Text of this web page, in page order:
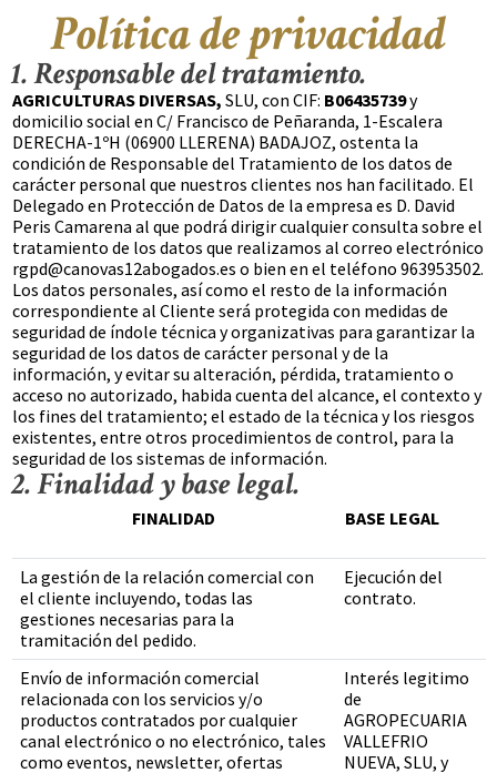
Política de privacidad
1. Responsable del tratamiento.
AGRICULTURAS DIVERSAS, SLU, con CIF: B06435739y
domicilio social en C/ Francisco de Peñaranda, 1-Escalera
DERECHA-1ºH (06900 LLERENA) BADAJOZ, ostenta la
condición de Responsable del Tratamiento de los datos de
carácter personal que nuestros clientes nos han facilitado. El
Delegado en Protección de Datos de la empresa es D. David
Peris Camarena al que podrá dirigir cualquier consulta sobre el
tratamiento de los datos que realizamos al correo electrónico
rgpd@canovas12abogados.es o bien en el teléfono 963953502.
Los datos personales, así como el resto de la información
correspondiente al Cliente será protegida con medidas de
seguridad de índole técnica y organizativas para garantizar la
seguridad de los datos de carácter personal y de la
información, y evitar su alteración, pérdida, tratamiento o
acceso no autorizado, habida cuenta del alcance, el contexto y
los fines del tratamiento; el estado de la técnica y los riesgos
existentes, entre otros procedimientos de control, para la
seguridad de los sistemas de información.
2. Finalidad y base legal.
FINALIDAD BASE LEGAL
La gestión de la relación comercial con
el cliente incluyendo, todas las
gestiones necesarias para la
tramitación del pedido.
Ejecución del
contrato.
Envío de información comercial
relacionada con los servicios y/o
productos contratados por cualquier
canal electrónico o no electrónico, tales
como eventos, newsletter, ofertas
Interés legitimo
de
AGROPECUARIA
VALLEFRIO
NUEVA, SLU, y